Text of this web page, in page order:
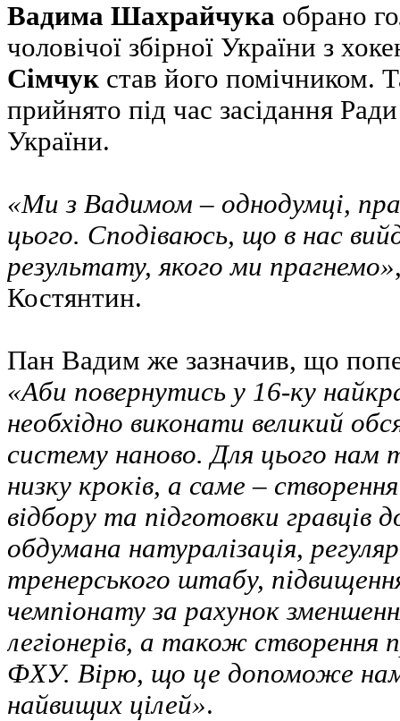
Вадима Шахрайчука обрано
чоловічої збірної України з
Сімчук став його помічником.
прийнято під час засідання
України.
«Ми з Вадимом – однодумці,
цього. Сподіваюсь, що в нас
результату, якого ми прагнемо»
Костянтин.
Пан Вадим же зазначив, що
«Аби повернутись у 16-ку
необхідно виконати великий
систему наново. Для цього нам
низку кроків, а саме –
відбору та підготовки гравців
обдумана натуралізація,
тренерського штабу,
чемпіонату за рахунок
легіонерів, а також створення
ФХУ. Вірю, що це допоможе нам
найвищих цілей».